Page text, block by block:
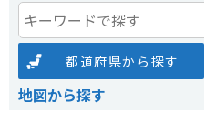
都道府県から探す
地図から探す